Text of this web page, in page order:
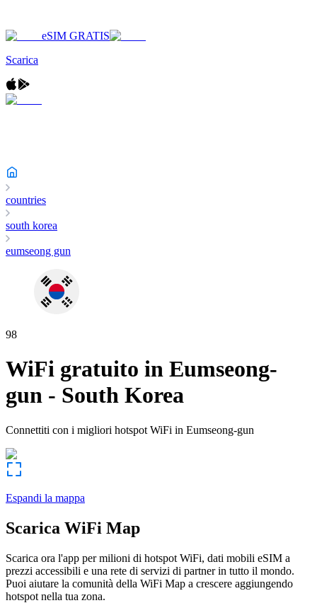
eSIM GRATIS
Scarica
countries
south korea
eumseong gun
98
WiFi gratuito in Eumseong-
gun - South Korea
Connettiti con i migliori hotspot WiFi in Eumseong-gun
Espandi la mappa
Scarica WiFi Map
Scarica ora l'app per milioni di hotspot WiFi, dati mobili eSIM a
prezzi accessibili e una rete di servizi di partner in tutto il mondo.
Puoi aiutare la comunità della WiFi Map a crescere aggiungendo
hotspot nella tua zona.